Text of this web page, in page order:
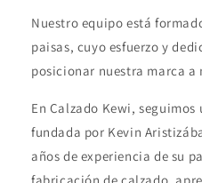
Nuestro equipo está
paisas, cuyo esfuerzo y
posicionar nuestra marca
En Calzado Kewi,
fundada por Kevin
años de experiencia de su